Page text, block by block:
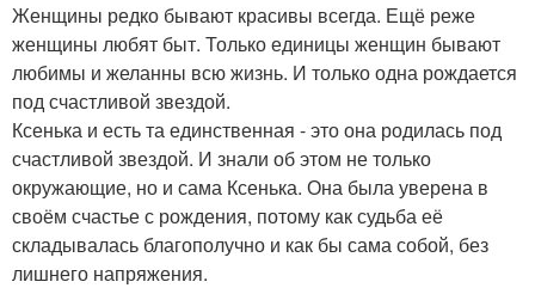
Женщины редко бывают красивы всегда. Ещё реже
женщины любят быт. Только единицы женщин бывают
любимы и желанны всю жизнь. И только одна рождается
под счастливой звездой.
Ксенька и есть та единственная - это она родилась под
счастливой звездой. И знали об этом не только
окружающие, но и сама Ксенька. Она была уверена в
своём счастье с рождения, потому как судьба её
складывалась благополучно и как бы сама собой, без
лишнего напряжения.